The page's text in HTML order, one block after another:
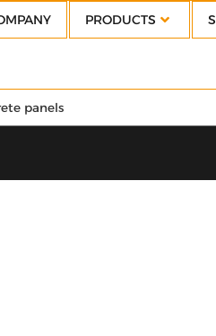
PRODUCTS
panels